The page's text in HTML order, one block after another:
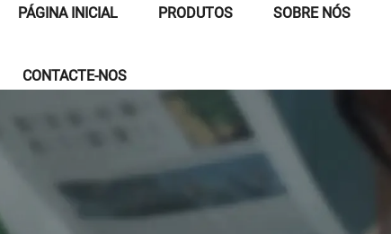
PÁGINA INICIAL PRODUTOS SOBRE NÓS
CONTACTE-NOS